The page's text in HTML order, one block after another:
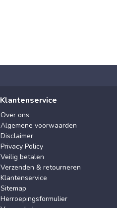
Klantenservice
Over ons
Algemene voorwaarden
Disclaimer
Privacy Policy
Veilig betalen
Verzenden & retourneren
Klantenservice
Sitemap
Herroepingsformulier